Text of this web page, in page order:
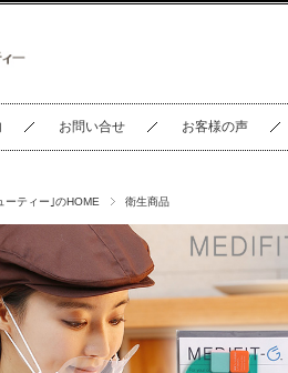
お問い合せ お客様の声
ーティー｣のHOME 衛生商品